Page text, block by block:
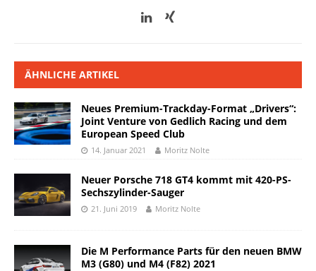
ÄHNLICHE ARTIKEL
Neues Premium-Trackday-Format „Drivers“:
Joint Venture von Gedlich Racing und dem
European Speed Club
14. Januar 2021 Moritz Nolte
Neuer Porsche 718 GT4 kommt mit 420-PS-
Sechszylinder-Sauger
21. Juni 2019 Moritz Nolte
Die M Performance Parts für den neuen BMW
M3 (G80) und M4 (F82) 2021